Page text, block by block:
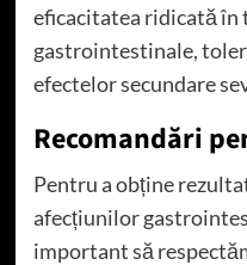
eficacitatea ridicată
gastrointestinale,
efectelor secundare
Recomandări
Pentru a obține
afecțiunilor
important să